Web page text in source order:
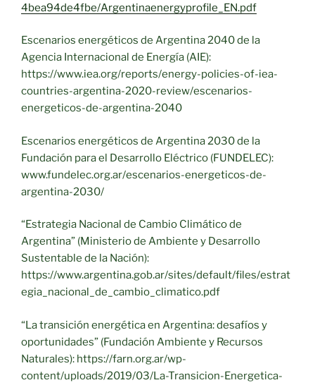
4bea94de4fbe/Argentinaenergyprofile_EN.pdf
Escenarios energéticos de Argentina 2040 de la
Agencia Internacional de Energía (AIE):
https://www.iea.org/reports/energy-policies-of-iea-
countries-argentina-2020-review/escenarios-
energeticos-de-argentina-2040
Escenarios energéticos de Argentina 2030 de la
Fundación para el Desarrollo Eléctrico (FUNDELEC):
www.fundelec.org.ar/escenarios-energeticos-de-
argentina-2030/
“Estrategia Nacional de Cambio Climático de
Argentina” (Ministerio de Ambiente y Desarrollo
Sustentable de la Nación):
https://www.argentina.gob.ar/sites/default/files/estrat
egia_nacional_de_cambio_climatico.pdf
“La transición energética en Argentina: desafíos y
oportunidades” (Fundación Ambiente y Recursos
Naturales): https://farn.org.ar/wp-
content/uploads/2019/03/La-Transicion-Energetica-